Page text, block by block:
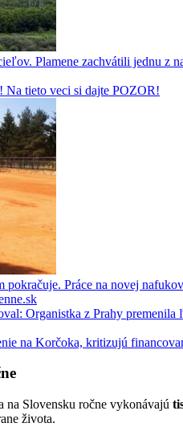
Plamene zachvátili jednu z
Na tieto veci si dajte POZOR!
pokračuje. Práce na novej
Organistka z Prahy premenila
na Korčoka, kritizujú
na Slovensku ročne vykonávajú
života.